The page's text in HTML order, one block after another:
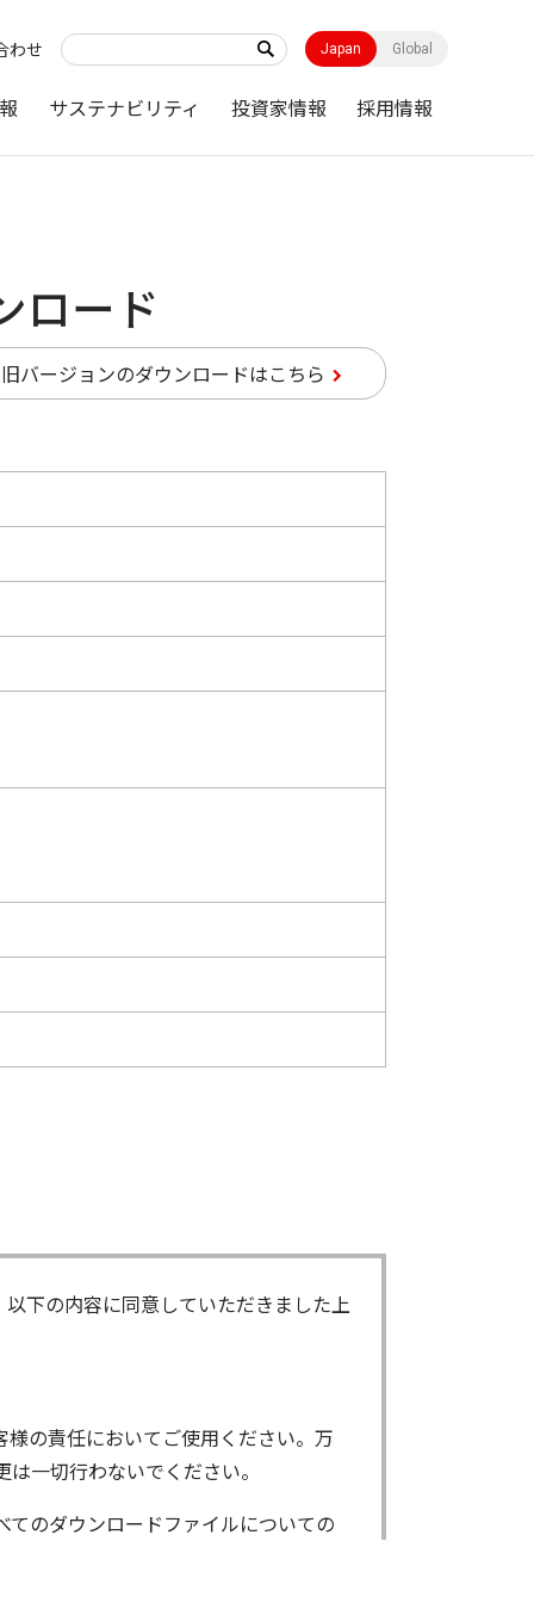
わせ Japan Global
サステナビリティ 投資家情報 採用情報
ロード
旧バージョンのダウンロードはこちら
下の内容に同意していただきました上
の責任においてご使用ください。万
一切行わないでください。
のダウンロードファイルについての